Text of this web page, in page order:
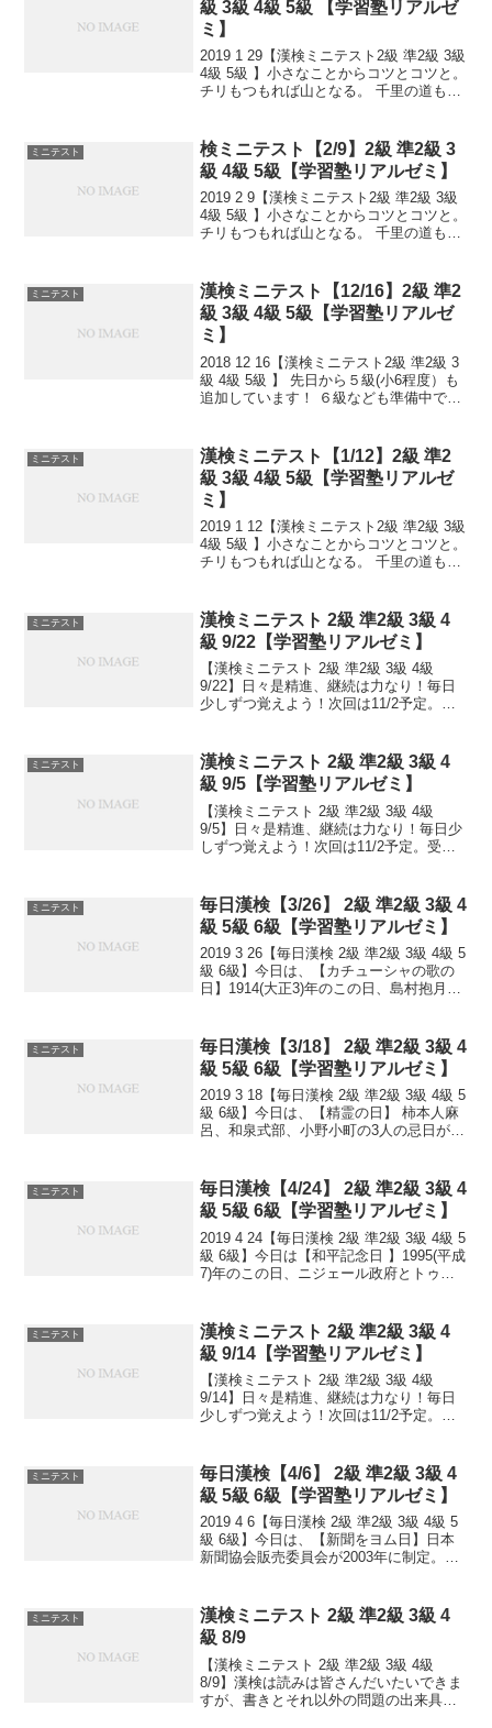
級 3級 4級 5級 【学習塾リアルゼ
ミ】
2019 1 29【漢検ミニテスト2級 準2級 3級
4級 5級 】小さなことからコツとコツと。
チリもつもれば山となる。 千里の道も一
熟語問題などの出来具合が合...
ミニテスト
検ミニテスト【2/9】2級 準2級 3
級 4級 5級【学習塾リアルゼミ】
2019 2 9【漢検ミニテスト2級 準2級 3級
4級 5級 】小さなことからコツとコツと。
チリもつもれば山となる。 千里の道も一
熟語問題などの出来具合が合否...
ミニテスト
漢検ミニテスト【12/16】2級 準2
級 3級 4級 5級【学習塾リアルゼ
ミ】
2018 12 16【漢検ミニテスト2級 準2級 3
級 4級 5級 】 先日から５級(小6程度）も
追加しています！ ６級なども準備中で
ら。 日々是精進、継続は力な...
ミニテスト
漢検ミニテスト【1/12】2級 準2
級 3級 4級 5級【学習塾リアルゼ
ミ】
2019 1 12【漢検ミニテスト2級 準2級 3級
4級 5級 】小さなことからコツとコツと。
チリもつもれば山となる。 千里の道も一
熟語問題などの出来具合が合...
ミニテスト
漢検ミニテスト 2級 準2級 3級 4
級 9/22【学習塾リアルゼミ】
【漢検ミニテスト 2級 準2級 3級 4級
9/22】日々是精進、継続は力なり！毎日
少しずつ覚えよう！次回は11/2予定。受
す。連絡は塾で直接言っていただくか、
こちらから...
ミニテスト
漢検ミニテスト 2級 準2級 3級 4
級 9/5【学習塾リアルゼミ】
【漢検ミニテスト 2級 準2級 3級 4級
9/5】日々是精進、継続は力なり！毎日少
しずつ覚えよう！次回は11/2予定。受け
ミニテスト
毎日漢検【3/26】 2級 準2級 3級 4
級 5級 6級【学習塾リアルゼミ】
2019 3 26【毎日漢検 2級 準2級 3級 4級 5
級 6級】今日は、【カチューシャの歌の
日】1914(大正3)年のこの日、島村抱月と
の中で歌われた「カチューシャ...
ミニテスト
毎日漢検【3/18】 2級 準2級 3級 4
級 5級 6級【学習塾リアルゼミ】
2019 3 18【毎日漢検 2級 準2級 3級 4級 5
級 6級】今日は、【精霊の日】 柿本人麻
呂、和泉式部、小野小町の3人の忌日がこ
忌，人麿忌】歌人・柿本人麻呂（か...
ミニテスト
毎日漢検【4/24】 2級 準2級 3級 4
級 5級 6級【学習塾リアルゼミ】
2019 4 24【毎日漢検 2級 準2級 3級 4級 5
級 6級】今日は【和平記念日 】1995(平成
7)年のこの日、ニジェール政府とトゥア
念日 】1915(大正4)...
ミニテスト
漢検ミニテスト 2級 準2級 3級 4
級 9/14【学習塾リアルゼミ】
【漢検ミニテスト 2級 準2級 3級 4級
9/14】日々是精進、継続は力なり！毎日
少しずつ覚えよう！次回は11/2予定。受
渡し致します。連絡は塾で直接言ってい
ただくか...
ミニテスト
毎日漢検【4/6】 2級 準2級 3級 4
級 5級 6級【学習塾リアルゼミ】
2019 4 6【毎日漢検 2級 準2級 3級 4級 5
級 6級】今日は、【新聞をヨム日】日本
新聞協会販売委員会が2003年に制定。四
から、「これを機会に新聞を読...
ミニテスト
漢検ミニテスト 2級 準2級 3級 4
級 8/9
【漢検ミニテスト 2級 準2級 3級 4級
8/9】漢検は読みは皆さんだいたいできま
すが、書きとそれ以外の問題の出来具合